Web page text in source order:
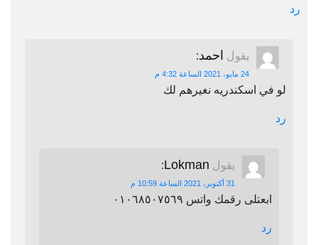
رد
يقول احمد:
24 مايو، 2021 الساعة 4:32 م
لو في اسكندريه نغيرهم لك
رد
يقول Lokman
:
31 أكتوبر، 2021 الساعة 10:59 م
ابعتلى رقمك واتس ٠١٠٦٨٥٠٧٥٦٩
رد